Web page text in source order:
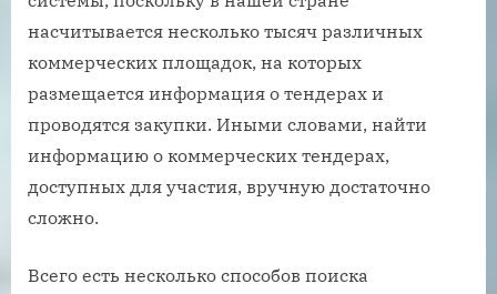
насчитывается несколько тысяч различных
коммерческих площадок, на которых
размещается информация о тендерах и
проводятся закупки. Иными словами, найти
информацию о коммерческих тендерах,
доступных для участия, вручную достаточно
сложно.
Всего есть несколько способов поиска